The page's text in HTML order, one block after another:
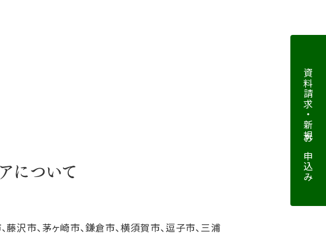
について
藤沢市、茅ヶ崎市、鎌倉市、横須賀市、逗子市、三浦
資料請求・新規お申込み